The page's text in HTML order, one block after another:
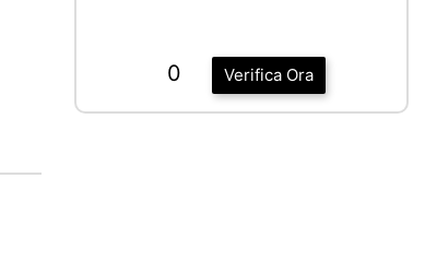
Verifica Ora
0